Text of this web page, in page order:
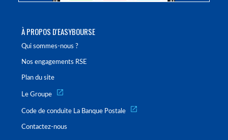
À PROPOS D'EASYBOURSE
Qui sommes-nous ?
Nos engagements RSE
Plan du site
Le Groupe
Code de conduite La Banque Postale
Contactez-nous